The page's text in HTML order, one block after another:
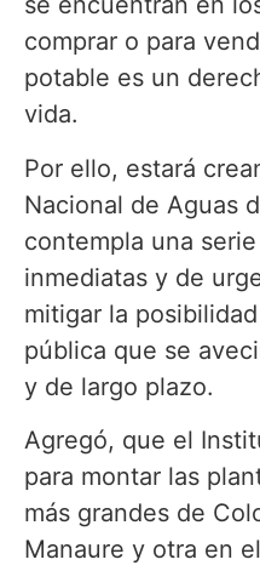
comprar o para
potable es un
vida.
Por ello, estará
Nacional de Aguas
contempla una
inmediatas y de
mitigar la
pública que se
y de largo plazo.
Agregó, que el
para montar las
más grandes de
Manaure y otra en